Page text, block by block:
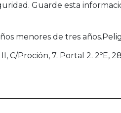
Guarde esta
menores de tres
C/Proción, 7. Portal 2. 2ºE,